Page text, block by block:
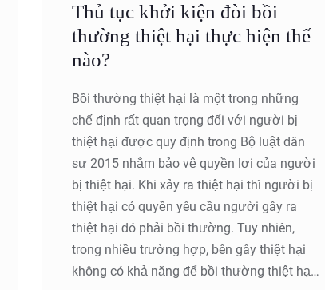
Thủ tục khởi kiện đòi bồi
thường thiệt hại thực hiện thế
nào?
Bồi thường thiệt hại là một trong những
chế định rất quan trọng đối với người bị
thiệt hại được quy định trong Bộ luật dân
sự 2015 nhằm bảo vệ quyền lợi của người
bị thiệt hại. Khi xảy ra thiệt hại thì người bị
thiệt hại có quyền yêu cầu người gây ra
thiệt hại đó phải bồi thường. Tuy nhiên,
trong nhiều trường hợp, bên gây thiệt hại
không có khả năng để bồi thường thiệt hại